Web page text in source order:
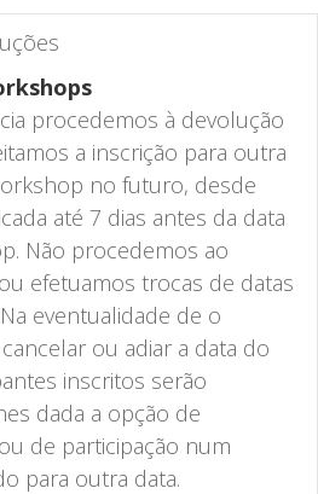
procedemos à devolução
a inscrição para outra
no futuro, desde
até 7 dias antes da data
Não procedemos ao
efetuamos trocas de datas
eventualidade de o
ou adiar a data do
inscritos serão
dada a opção de
de participação num
para outra data.